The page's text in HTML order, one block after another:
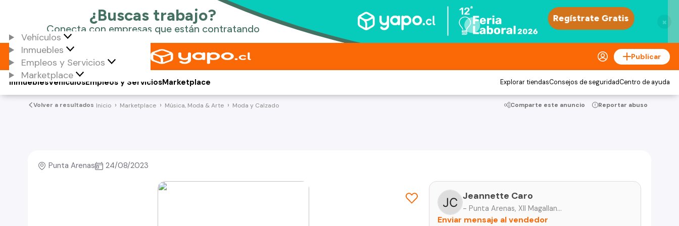
×
Vehículos
Inmuebles
Empleos y Servicios
Marketplace
Publicar
Vehículos
Inmuebles Empleos y ServiciosMarketplace Explorar tiendasConsejos de seguridadCentro de ayuda
Volver a resultados Inicio Marketplace Música, Moda & Arte Moda y Calzado Comparte este anuncio Reportar abuso
Punta Arenas 24/08/2023
Jeannette Caro
- Punta Arenas, XII Magallanes &amp; Antártica
Enviar mensaje al vendedor